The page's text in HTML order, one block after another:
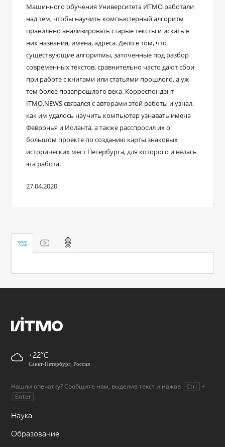
Машинного обучения Университета ИТМО работали
над тем, чтобы научить компьютерный алгоритм
правильно анализировать старые тексты и искать в
них названия, имена, адреса. Дело в том, что
существующие алгоритмы, заточенные под разбор
современных текстов, сравнительно часто дают сбои
при работе с книгами или статьями прошлого, а уж
тем более позапрошлого века. Корреспондент
ITMO.NEWS связался с авторами этой работы и узнал,
как им удалось научить компьютер узнавать имена
Февронья и Иоланта, а также расспросил их о
большом проекте по созданию карты знаковых
исторических мест Петербурга, для которого и велась
эта работа.
27.04.2020
+22
Санкт-Петербург, Россия
Нашли опечатку? Сообщите нам, выделив текст и нажав Ctrl +
Enter .
Наука
Образование